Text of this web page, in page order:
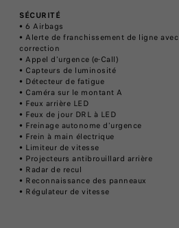
SÉCURITÉ
• 6 Airbags
• Alerte de franchissement de ligne avec
correction
• Appel d'urgence (e-Call)
• Capteurs de luminosité
• Détecteur de fatigue
• Caméra sur le montant A
• Feux arrière LED
• Feux de jour DRL à LED
• Freinage autonome d'urgence
• Frein à main électrique
• Limiteur de vitesse
• Projecteurs antibrouillard arrière
• Radar de recul
• Reconnaissance des panneaux
• Régulateur de vitesse